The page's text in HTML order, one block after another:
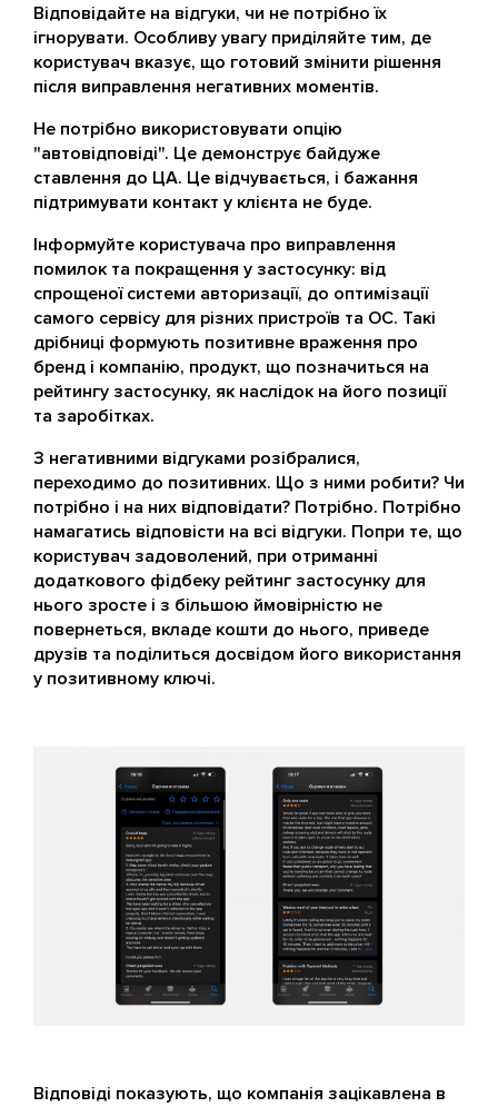
Відповідайте на відгуки, чи не потрібно їх
ігнорувати. Особливу увагу приділяйте тим, де
користувач вказує, що готовий змінити рішення
після виправлення негативних моментів.
Не потрібно використовувати опцію
"автовідповіді". Це демонструє байдуже
ставлення до ЦА. Це відчувається, і бажання
підтримувати контакт у клієнта не буде.
Інформуйте користувача про виправлення
помилок та покращення у застосунку: від
спрощеної системи авторизації, до оптимізації
самого сервісу для різних пристроїв та ОС. Такі
дрібниці формують позитивне враження про
бренд і компанію, продукт, що позначиться на
рейтингу застосунку, як наслідок на його позиції
та заробітках.
З негативними відгуками розібралися,
переходимо до позитивних. Що з ними робити? Чи
потрібно і на них відповідати? Потрібно. Потрібно
намагатись відповісти на всі відгуки. Попри те, що
користувач задоволений, при отриманні
додаткового фідбеку рейтинг застосунку для
нього зросте і з більшою ймовірністю не
повернеться, вкладе кошти до нього, приведе
друзів та поділиться досвідом його використання
у позитивному ключі.
Відповіді показують, що компанія зацікавлена в